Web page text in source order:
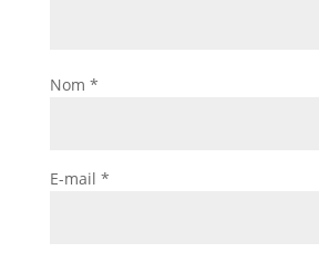
Nom *
E-mail *